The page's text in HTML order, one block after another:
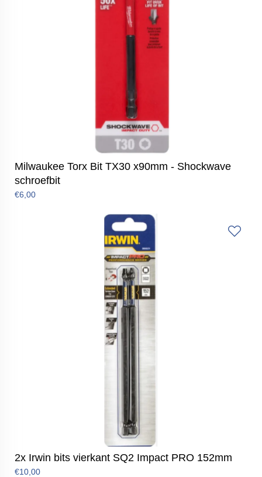
Milwaukee Torx Bit TX30 x90mm - Shockwave
schroefbit
€6,00
2x Irwin bits vierkant SQ2 Impact PRO 152mm
€10,00